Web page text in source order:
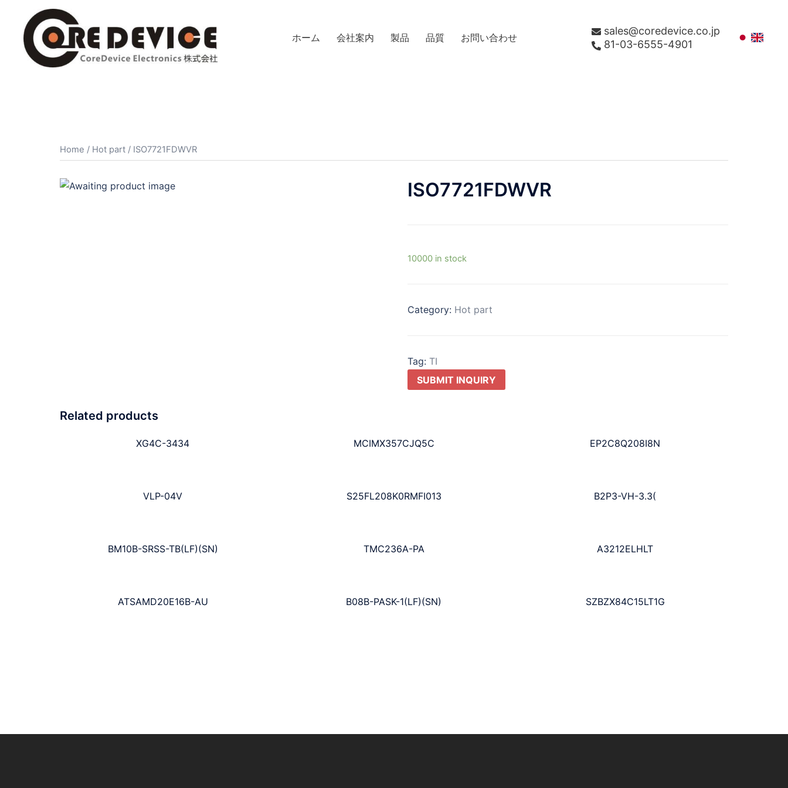
ホーム 会社案内 製品 品質 お問い合わせ
sales@coredevice.co.jp
81-03-6555-4901
Home / Hot part / ISO7721FDWVR
ISO7721FDWVR
10000 in stock
Category: Hot part
Tag: TI
SUBMIT INQUIRY
Related products
XG4C-3434 MCIMX357CJQ5C EP2C8Q208I8N
VLP-04V S25FL208K0RMFI013 B2P3-VH-3.3(
BM10B-SRSS-TB(LF)(SN) TMC236A-PA A3212ELHLT
ATSAMD20E16B-AU B08B-PASK-1(LF)(SN) SZBZX84C15LT1G